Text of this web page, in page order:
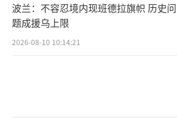
波兰：不容忍境内现班德拉旗帜 历史问
题成援乌上限
2026-08-10 10:14:21